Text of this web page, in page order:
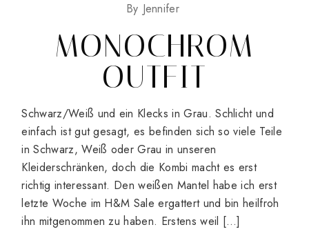
By Jennifer
MONOCHROM
OUTFIT
Schwarz/Weiß und ein Klecks in Grau. Schlicht und
einfach ist gut gesagt, es befinden sich so viele Teile
in Schwarz, Weiß oder Grau in unseren
Kleiderschränken, doch die Kombi macht es erst
richtig interessant. Den weißen Mantel habe ich erst
letzte Woche im H&M Sale ergattert und bin heilfroh
ihn mitgenommen zu haben. Erstens weil […]